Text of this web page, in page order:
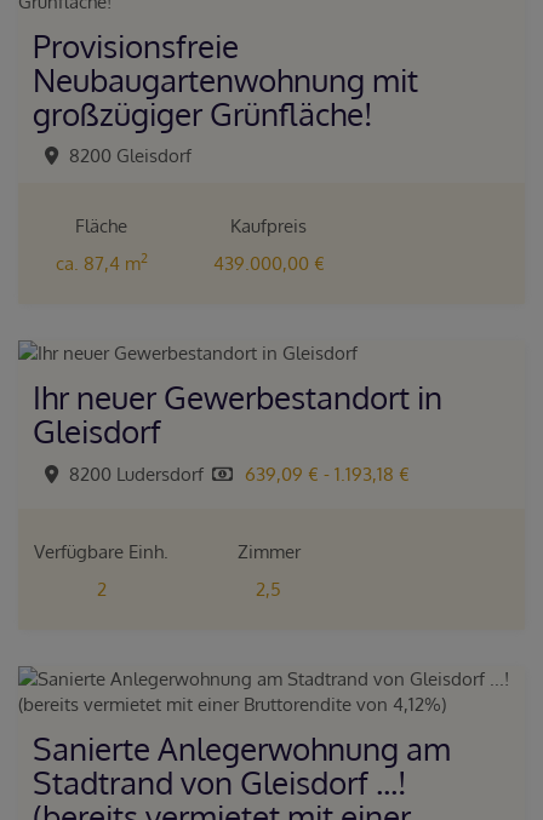
Provisionsfreie
Neubaugartenwohnung mit
großzügiger Grünfläche!
8200 Gleisdorf
Fläche
ca. 87,4 m2
Kaufpreis
439.000,00 €
Ihr neuer Gewerbestandort in
Gleisdorf
8200 Ludersdorf 639,09 € - 1.193,18 €
Verfügbare Einh.
2
Zimmer
2,5
Sanierte Anlegerwohnung am
Stadtrand von Gleisdorf ...!